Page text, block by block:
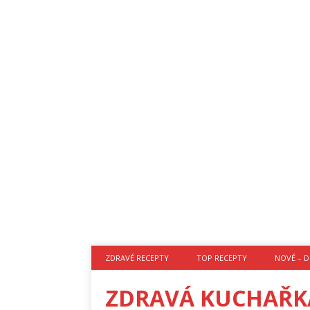
ZDRAVÉ RECEPTY TOP RECEPTY NOVÉ –
ZDRAVÁ